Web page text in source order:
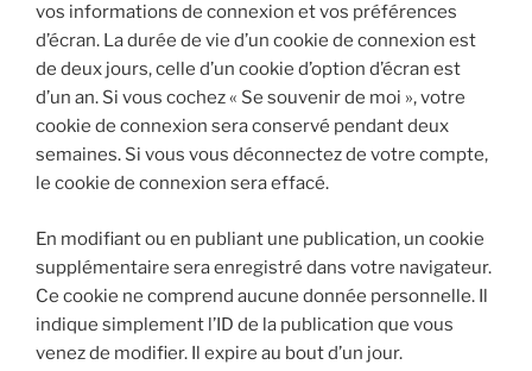
vos informations de connexion et vos préférences
d’écran. La durée de vie d’un cookie de connexion est
de deux jours, celle d’un cookie d’option d’écran est
d’un an. Si vous cochez « Se souvenir de moi », votre
cookie de connexion sera conservé pendant deux
semaines. Si vous vous déconnectez de votre compte,
le cookie de connexion sera effacé.
En modifiant ou en publiant une publication, un cookie
supplémentaire sera enregistré dans votre navigateur.
Ce cookie ne comprend aucune donnée personnelle. Il
indique simplement l’ID de la publication que vous
venez de modifier. Il expire au bout d’un jour.